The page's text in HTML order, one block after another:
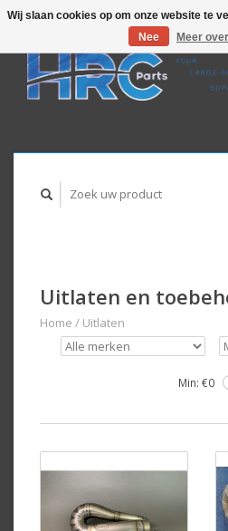
Uitlaten en
Home / Uitlaten
Min: €0
Wij slaan cookies op om onze website te
Nee
Meer